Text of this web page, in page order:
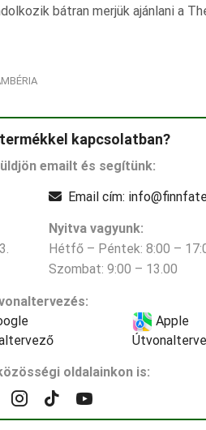
bátran merjük ajánlani a
kapcsolatban?
emailt és segítünk:
Email cím:
Nyitva vagyunk:
Hétfő – Péntek: 8:00 –
Szombat: 9:00 – 13.00
Apple
oldalainkon is:
Instagram
Tik- Youtube